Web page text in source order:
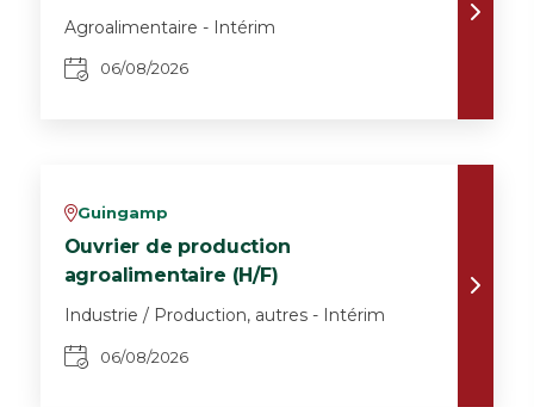
Agroalimentaire - Intérim
06/08/2026
vGuingamp
Ouvrier de production
agroalimentaire (H/F)
Industrie / Production, autres - Intérim
06/08/2026